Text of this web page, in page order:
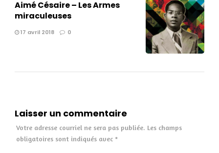
Aimé Césaire – Les Armes
miraculeuses
17 avril 2018 0
Laisser un commentaire
Votre adresse courriel ne sera pas publiée. Les champs
obligatoires sont indiqués avec *